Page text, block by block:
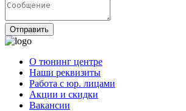
Отправить
О тюнинг центре
Наши реквизиты
Работа с юр. лицами
Акции и скидки
Вакансии